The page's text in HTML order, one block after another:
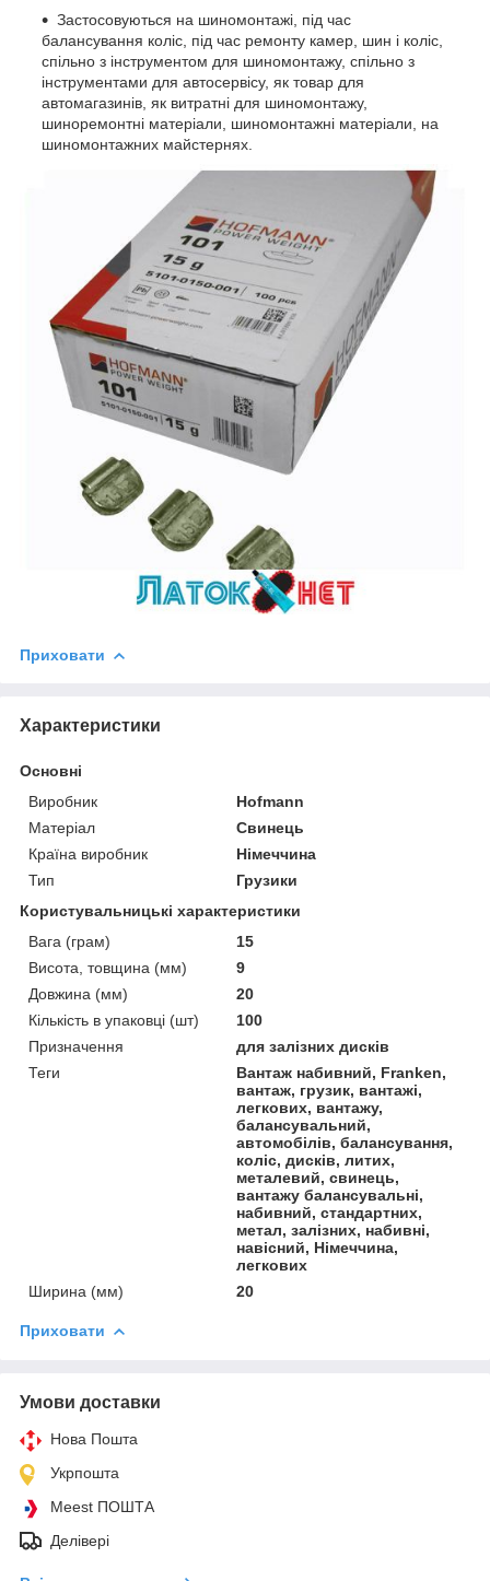
Застосовуються на шиномонтажі, під час
балансування коліс, під час ремонту камер, шин і коліс,
спільно з інструментом для шиномонтажу, спільно з
інструментами для автосервісу, як товар для
автомагазинів, як витратні для шиномонтажу,
шиноремонтні матеріали, шиномонтажні матеріали, на
шиномонтажних майстернях.
Приховати
Характеристики
Основні
Виробник
Hofmann
Матеріал
Свинець
Країна виробник
Німеччина
Тип
Грузики
Користувальницькі характеристики
Вага (грам)
15
Висота, товщина (мм)
9
Довжина (мм)
20
Кількість в упаковці (шт)
100
Призначення
для залізних дисків
Теги
Вантаж набивний, Franken,
вантаж, грузик, вантажі,
легкових, вантажу,
балансувальний,
автомобілів, балансування,
коліс, дисків, литих,
металевий, свинець,
вантажу балансувальні,
набивний, стандартних,
метал, залізних, набивні,
навісний, Німеччина,
легкових
Ширина (мм)
20
Приховати
Умови доставки
Нова Пошта
Укрпошта
Meest ПОШТА
Делівері